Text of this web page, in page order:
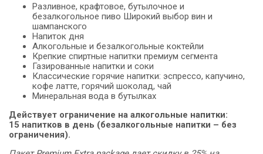
Разливное, крафтовое, бутылочное и
безалкогольное пиво Широкий выбор вин и
шампанского
Напиток дня
Алкогольные и безалкогольные коктейли
Крепкие спиртные напитки премиум сегмента
Газированные напитки и соки
Классические горячие напитки: эспрессо, капучино,
кофе латте, горячий шоколад, чай
Минеральная вода в бутылках
Действует ограничение на алкогольные напитки:
15 напитков в день (безалкогольные напитки – без
ограничения).